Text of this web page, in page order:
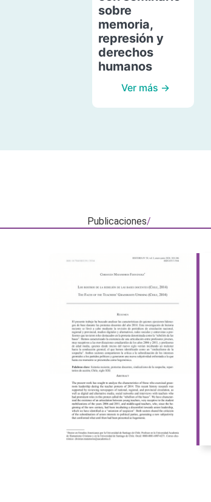
sobre
memoria,
represión y
derechos
humanos
Ver más →
Publicaciones/